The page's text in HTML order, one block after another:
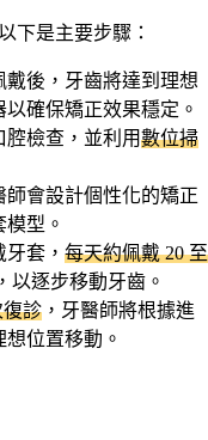
下是主要步驟：
戴後，牙齒將達到理想
確保矯正效果穩定。
腔檢查，並利用數位掃
師會設計個性化的矯正
型。
套， 每天約佩戴 20 至
以逐步移動牙齒。
復診 ，牙醫師將根據進
位置移動。